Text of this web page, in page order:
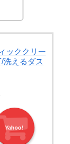
ッククリー
洗えるダス
Yahoo!